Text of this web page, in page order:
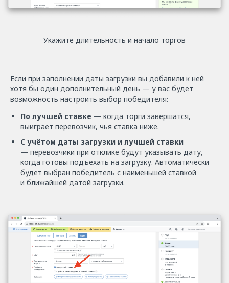
Укажите длительность и начало торгов
Если при заполнении даты загрузки вы добавили к ней
хотя бы один дополнительный день — у вас будет
возможность настроить выбор победителя:
По лучшей ставке — когда торги завершатся,
выиграет перевозчик, чья ставка ниже.
С учётом даты загрузки и лучшей ставки
— перевозчики при отклике будут указывать дату,
когда готовы подъехать на загрузку. Автоматически
будет выбран победитель с наименьшей ставкой
и ближайшей датой загрузки.